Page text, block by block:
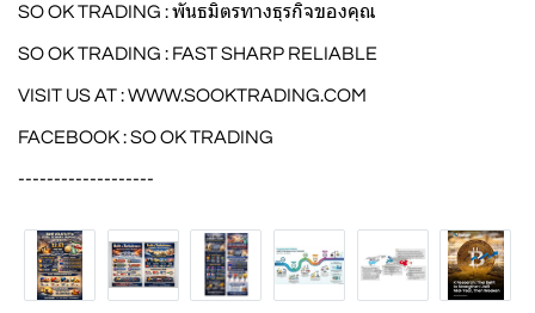
SO OK TRADING : พันธมิตรทางธุรกิจของคุณ
SO OK TRADING : FAST SHARP RELIABLE
VISIT US AT :WWW.SOOKTRADING.COM
FACEBOOK : SO OK TRADING
-------------------